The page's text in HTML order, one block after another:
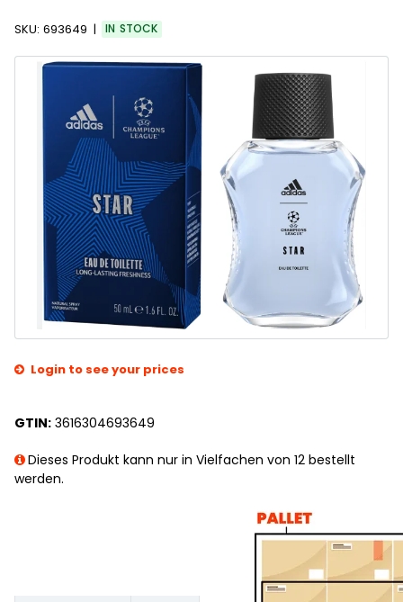
SKU: 693649 IN STOCK
Login to see your prices
GTIN: 3616304693649
Dieses Produkt kann nur in Vielfachen von 12 bestellt
werden.